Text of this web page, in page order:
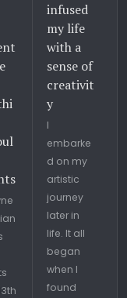
infused
my life
with a
sense of
creativit
y
I
embarke
d on my
artistic
journey
later in
life. It all
began
when I
found